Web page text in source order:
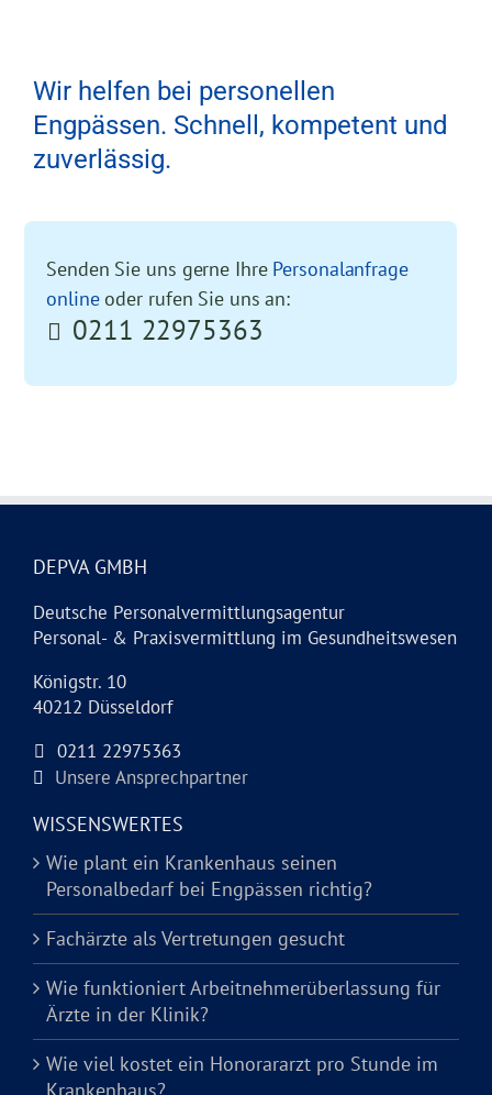
Wir helfen bei personellen
Engpässen. Schnell, kompetent und
zuverlässig.
Senden Sie uns gerne Ihre Personalanfrage
onlineoder rufen Sie uns an:
0211 22975363
DEPVA GMBH
Deutsche Personalvermittlungsagentur
Personal- & Praxisvermittlung im Gesundheitswesen
Königstr. 10
40212 Düsseldorf
0211 22975363
Unsere Ansprechpartner
WISSENSWERTES
Wie plant ein Krankenhaus seinen
Personalbedarf bei Engpässen richtig?
Fachärzte als Vertretungen gesucht
Wie funktioniert Arbeitnehmerüberlassung für
Ärzte in der Klinik?
Wie viel kostet ein Honorararzt pro Stunde im